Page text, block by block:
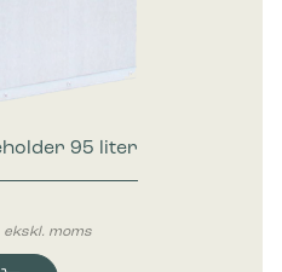
95 liter
ekskl. moms